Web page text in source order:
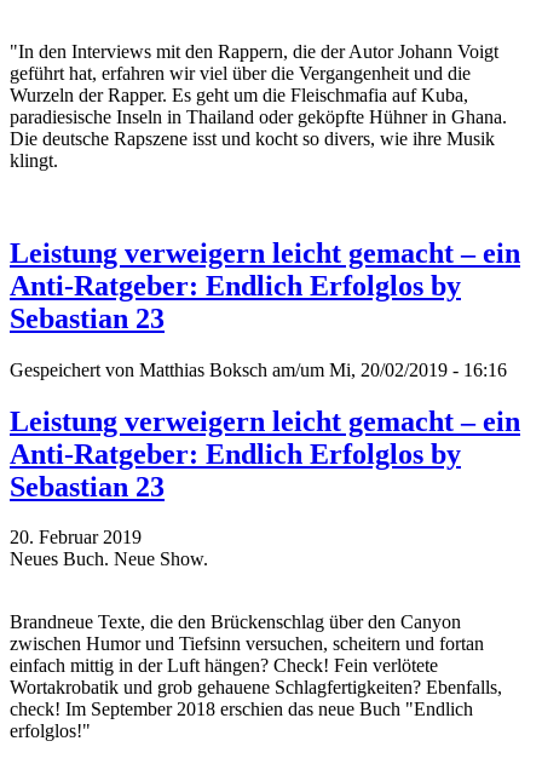
"In den Interviews mit den Rappern, die der Autor Johann Voigt
geführt hat, erfahren wir viel über die Vergangenheit und die
Wurzeln der Rapper. Es geht um die Fleischmafia auf Kuba,
paradiesische Inseln in Thailand oder geköpfte Hühner in Ghana.
Die deutsche Rapszene isst und kocht so divers, wie ihre Musik
klingt.
Leistung verweigern leicht gemacht – ein
Anti-Ratgeber: Endlich Erfolglos by
Sebastian 23
Gespeichert von Matthias Boksch am/um Mi, 20/02/2019 - 16:16
Leistung verweigern leicht gemacht – ein
Anti-Ratgeber: Endlich Erfolglos by
Sebastian 23
20. Februar 2019
Neues Buch. Neue Show.
Brandneue Texte, die den Brückenschlag über den Canyon
zwischen Humor und Tiefsinn versuchen, scheitern und fortan
einfach mittig in der Luft hängen? Check! Fein verlötete
Wortakrobatik und grob gehauene Schlagfertigkeiten? Ebenfalls,
check! Im September 2018 erschien das neue Buch "Endlich
erfolglos!"